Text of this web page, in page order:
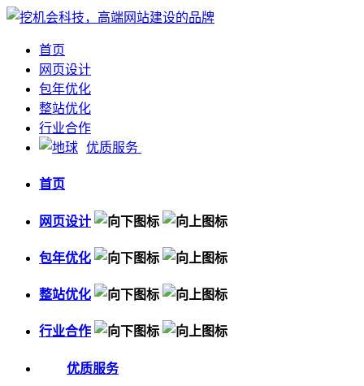
首页
网页设计
包年优化
整站优化
行业合作
优质服务
首页
网页设计
包年优化
整站优化
行业合作
优质服务